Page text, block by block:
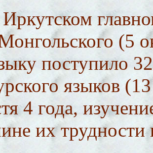
(5
поступило
языков
4 года,
их трудности